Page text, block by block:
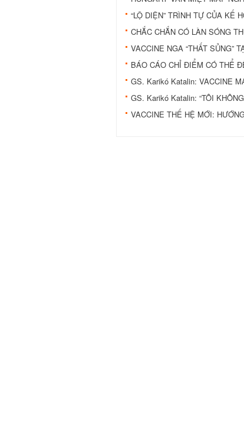
“LỘ DIỆN” TRÌNH TỰ CỦA KẾ
CHẮC CHẮN CÓ LÀN SÓNG
VACCINE NGA “THẤT SỦNG”
BÁO CÁO CHỈ ĐIỂM CÓ THỂ
GS. Karikó Katalin: VACCINE
GS. Karikó Katalin: “TÔI
VACCINE THẾ HỆ MỚI: